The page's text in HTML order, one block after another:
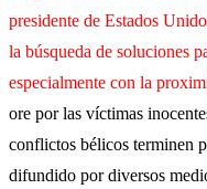
presidente de Estados
la búsqueda de soluciones
especialmente con la
ore por las víctimas
conflictos bélicos terminen
difundido por diversos